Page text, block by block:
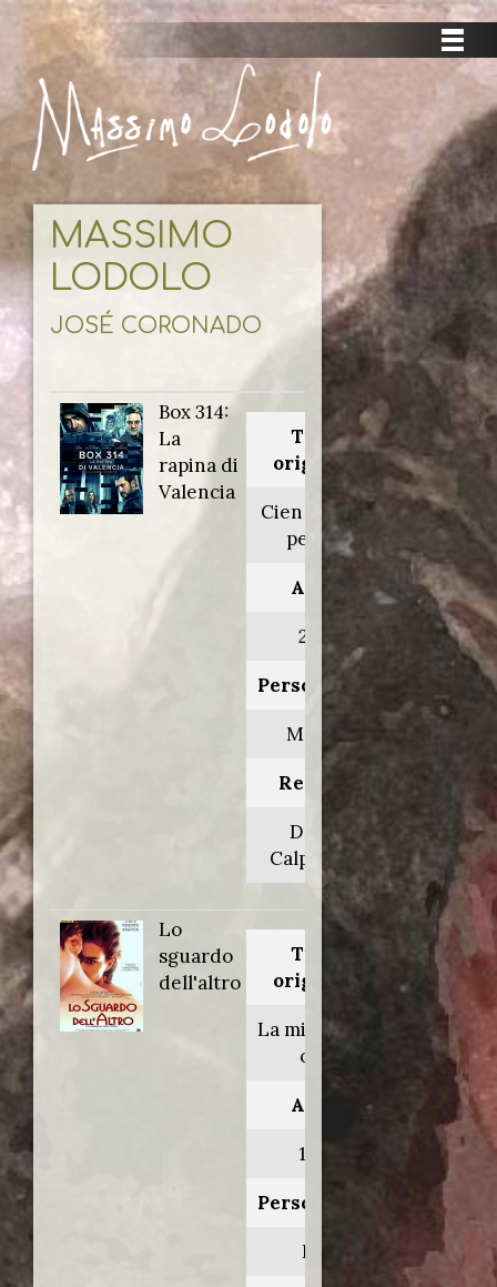
MASSIMO
LODOLO
JOSÉ CORONADO
Box 314:
La
rapina di
Valencia
Titolo
originale:
Cien años de
perdón
Anno:
2016
Personaggio:
Mellizo
Regia di:
Daniel
Calparsoro
Lo
sguardo
dell'altro
Titolo
originale:
La mirada del
otro
Anno:
1998
Personaggio:
Elio